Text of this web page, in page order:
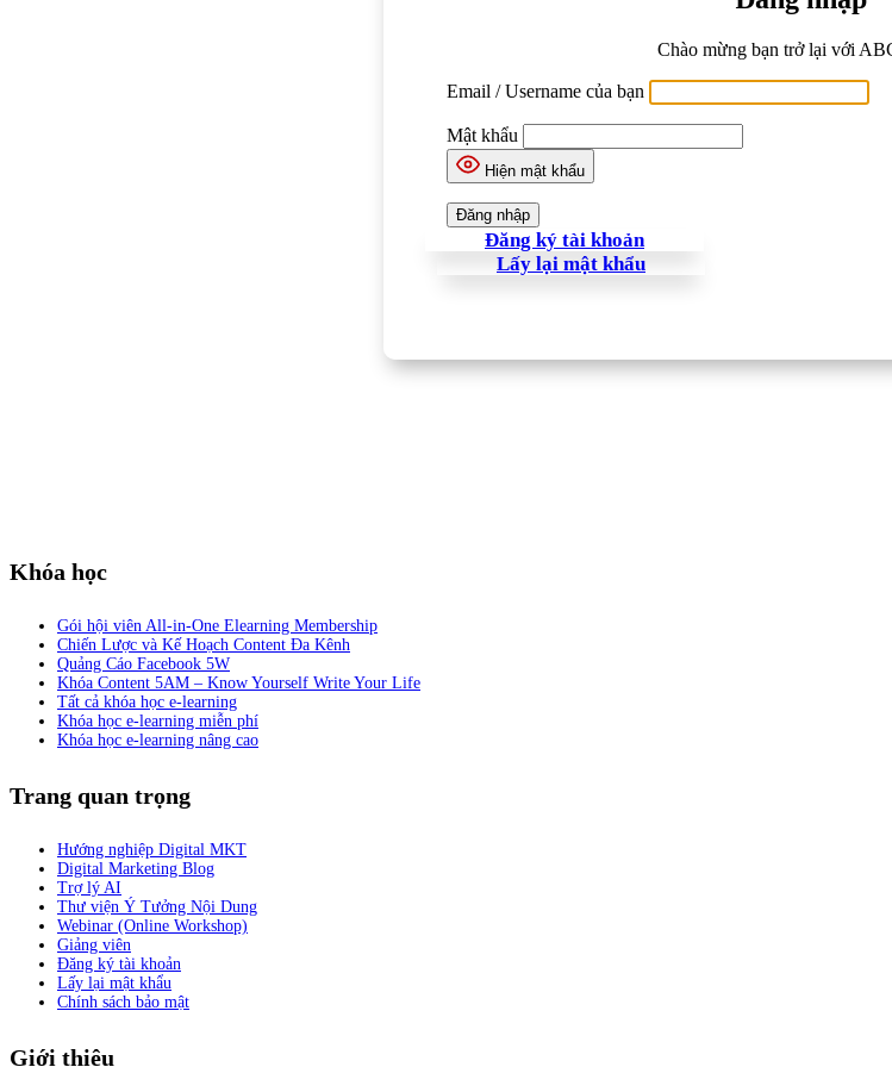
Chào mừng bạn trở lại với
Email / Username của bạn
Mật khẩu
Hiện mật khẩu
Đăng ký tài khoản
Lấy lại mật khẩu
Khóa học
Gói hội viên All-in-One Elearning Membership
Chiến Lược và Kế Hoạch Content Đa Kênh
Quảng Cáo Facebook 5W
Khóa Content 5AM – Know Yourself Write Your Life
Tất cả khóa học e-learning
Khóa học e-learning miễn phí
Khóa học e-learning nâng cao
Trang quan trọng
Hướng nghiệp Digital MKT
Digital Marketing Blog
Trợ lý AI
Thư viện Ý Tưởng Nội Dung
Webinar (Online Workshop)
Giảng viên
Đăng ký tài khoản
Lấy lại mật khẩu
Chính sách bảo mật
Giới thiệu